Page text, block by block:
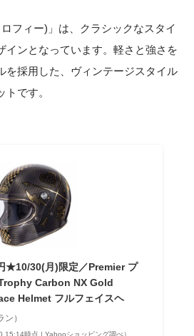
フィー)」は、クラシックなスタイ
インとなっています。軽さと強さを
を採用した、ヴィンテージスタイル
です。
★10/30(月)限定／Premier プ
Carbon NX Gold
Helmet フルフェイスヘ
）
15:14時点 | Yahooショッピング調べ）